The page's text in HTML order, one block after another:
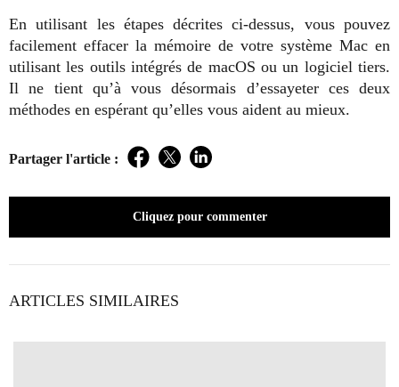
En utilisant les étapes décrites ci-dessus, vous pouvez
facilement effacer la mémoire de votre système Mac en
utilisant les outils intégrés de macOS ou un logiciel tiers.
Il ne tient qu’à vous désormais d’essayeter ces deux
méthodes en espérant qu’elles vous aident au mieux.
Partager l'article : Facebook
TwitterLinkedIn
Cliquez pour commenter
ARTICLES SIMILAIRES